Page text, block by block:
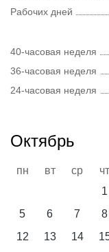
Рабочих дней
40-часовая неделя
36-часовая неделя
24-часовая неделя
Октябрь
пн вт ср чт
1
5
6 7 8
12
13 14